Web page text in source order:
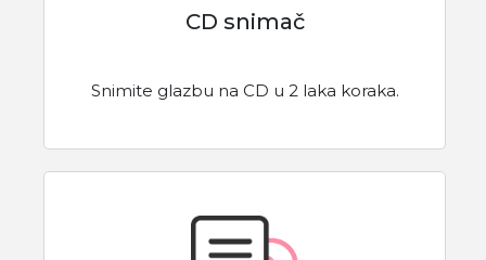
CD snimač
Snimite glazbu na CD u 2 laka koraka.